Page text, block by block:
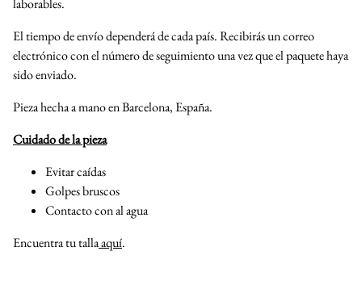
laborables.
El tiempo de envío dependerá de cada país. Recibirás un correo
electrónico con el número de seguimiento una vez que el paquete haya
sido enviado.
Pieza hecha a mano en Barcelona, España.
Cuidado de la pieza
Evitar caídas
Golpes bruscos
Contacto con al agua
Encuentra tu tallaaquí.